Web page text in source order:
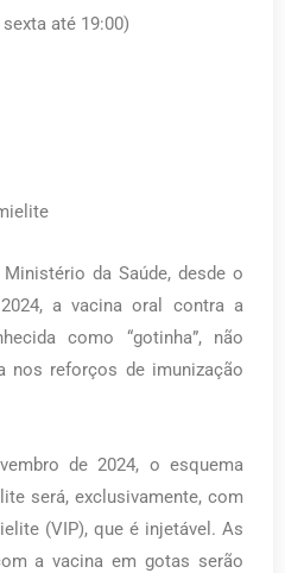
até 19:00)
da Saúde, desde o
a vacina oral contra a
como “gotinha”, não
nos reforços de imunização
de 2024, o esquema
será, exclusivamente, com
(VIP), que é injetável. As
a vacina em gotas serão